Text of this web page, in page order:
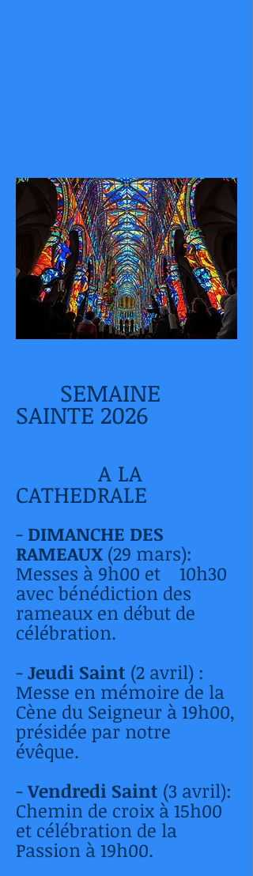
SEMAINE
SAINTE 2026
A LA
CATHEDRALE
- DIMANCHE DES
RAMEAUX (29 mars):
Messes à 9h00 et 10h30
avec bénédiction des
rameaux en début de
célébration.
-Jeudi Saint (2 avril) :
Messe en mémoire de la
Cène du Seigneur à 19h00,
présidée par notre
évêque.
-Vendredi Saint (3 avril):
Chemin de croix à 15h00
et célébration de la
Passion à 19h00.